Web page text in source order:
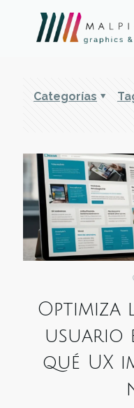
Categorías
Optimiza
usuario
qué UX